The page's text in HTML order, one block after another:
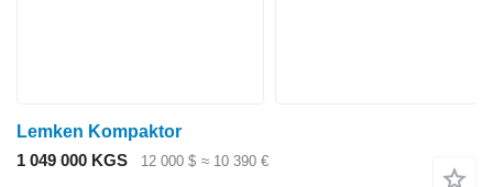
Lemken Kompaktor
1 049 000 KGS
12 000 $ ≈ 10 390 €